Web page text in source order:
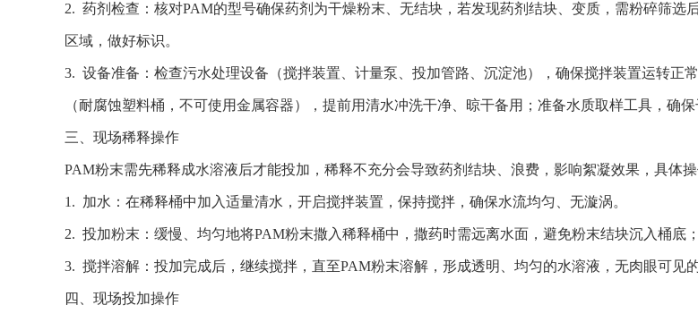
2. 药剂检查：核对PAM的型号确保药剂为干燥粉末、无结块，若发现药剂结块、变质，需粉碎筛
区域，做好标识。
3. 设备准备：检查污水处理设备（搅拌装置、计量泵、投加管路、沉淀池），确保搅拌装置运转正
（耐腐蚀塑料桶，不可使用金属容器），提前用清水冲洗干净、晾干备用；准备水质取样工具，确保
三、现场稀释操作
PAM粉末需先稀释成水溶液后才能投加，稀释不充分会导致药剂结块、浪费，影响絮凝效果，具体操
1. 加水：在稀释桶中加入适量清水，开启搅拌装置，保持搅拌，确保水流均匀、无漩涡。
2. 投加粉末：缓慢、均匀地将PAM粉末撒入稀释桶中，撒药时需远离水面，避免粉末结块沉入桶底
3. 搅拌溶解：投加完成后，继续搅拌，直至PAM粉末溶解，形成透明、均匀的水溶液，无肉眼可见
四、现场投加操作